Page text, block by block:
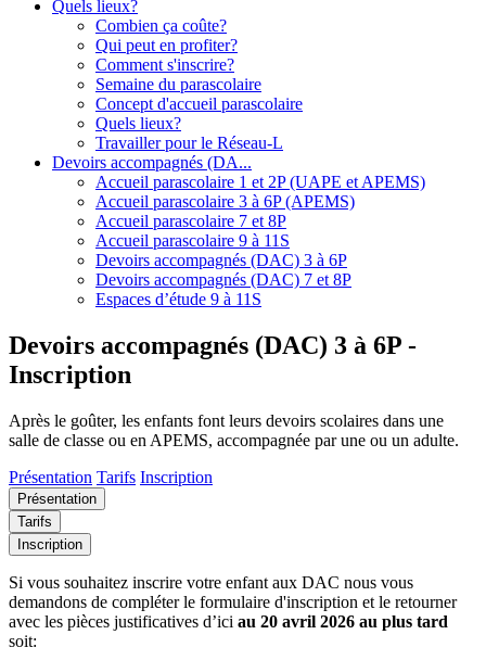
Quels lieux?
Combien ça coûte?
Qui peut en profiter?
Comment s'inscrire?
Semaine du parascolaire
Concept d'accueil parascolaire
Quels lieux?
Travailler pour le Réseau-L
Devoirs accompagnés (DA...
Accueil parascolaire 1 et 2P (UAPE et APEMS)
Accueil parascolaire 3 à 6P (APEMS)
Accueil parascolaire 7 et 8P
Accueil parascolaire 9 à 11S
Devoirs accompagnés (DAC) 3 à 6P
Devoirs accompagnés (DAC) 7 et 8P
Espaces d’étude 9 à 11S
Devoirs accompagnés (DAC) 3 à 6P -
Inscription
Après le goûter, les enfants font leurs devoirs scolaires dans une
salle de classe ou en APEMS, accompagnée par une ou un adulte.
Présentation Tarifs Inscription
Présentation
Tarifs
Inscription
Si vous souhaitez inscrire votre enfant aux DAC nous vous
demandons de compléter le formulaire d'inscription et le retourner
avec les pièces justificatives d’ici au 20 avril 2026 au plus tard
soit: